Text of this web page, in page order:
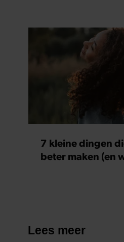
7 kleine dingen
beter maken (en